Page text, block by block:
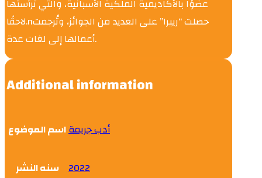
عضوًا بالأكاديمية الملكية الأسبانية، والتي ترأستها
لاحقًا.nحصلت “رييرا” على العديد من الجوائز، وتُرجمت
أعمالها إلى لغات عدة.
Additional information
اسم الموضوعأدب جريمة
سنه النشر 2022